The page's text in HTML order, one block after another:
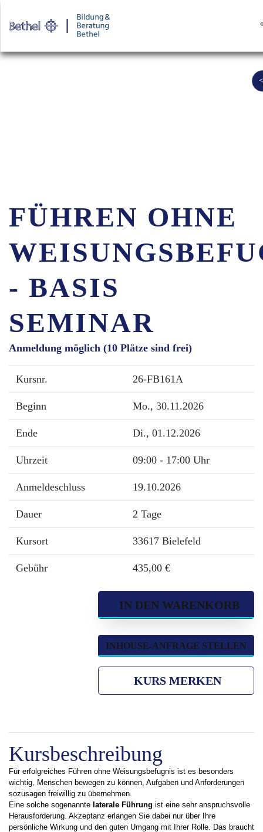
FÜHREN OHNE
- BASIS
SEMINAR
Anmeldung möglich (10 Plätze sind frei)
Kursnr. 26-FB161A
Beginn Mo., 30.11.2026
Ende Di., 01.12.2026
Uhrzeit 09:00 - 17:00 Uhr
Anmeldeschluss 19.10.2026
Dauer 2 Tage
Kursort 33617 Bielefeld
Gebühr 435,00 €
IN DEN WARENKORB
INHOUSE-ANFRAGE STELLEN
KURS MERKEN
Kursbeschreibung
Für erfolgreiches Führen ohne Weisungsbefugnis ist es besonders
wichtig, Menschen bewegen zu können, Aufgaben und Anforderungen
sozusagen freiwillig zu übernehmen.
Eine solche sogenannte laterale Führung ist eine sehr anspruchsvolle
Herausforderung. Akzeptanz erlangen Sie dabei nur über Ihre
persönliche Wirkung und den guten Umgang mit Ihrer Rolle. Das braucht